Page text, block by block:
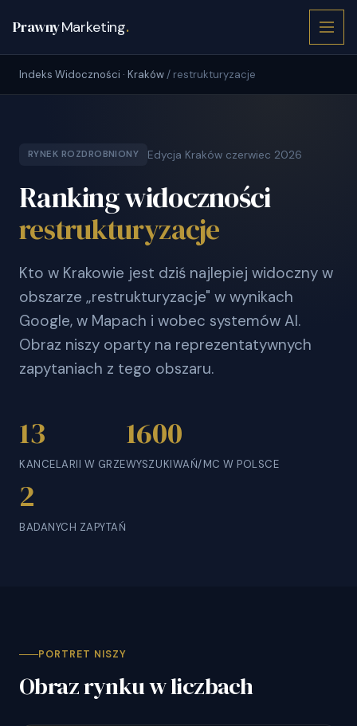
PrawnyMarketing.
Indeks Widoczności · Kraków / restrukturyzacje
RYNEK ROZDROBNIONY Edycja Kraków czerwiec 2026
Ranking widoczności
restrukturyzacje
Kto w Krakowie jest dziś najlepiej widoczny w
obszarze „restrukturyzacje" w wynikach
Google, w Mapach i wobec systemów AI.
Obraz niszy oparty na reprezentatywnych
zapytaniach z tego obszaru.
13
KANCELARII W GRZE
1600
WYSZUKIWAŃ/MC W POLSCE
2
BADANYCH ZAPYTAŃ
PORTRET NISZY
Obraz rynku w liczbach